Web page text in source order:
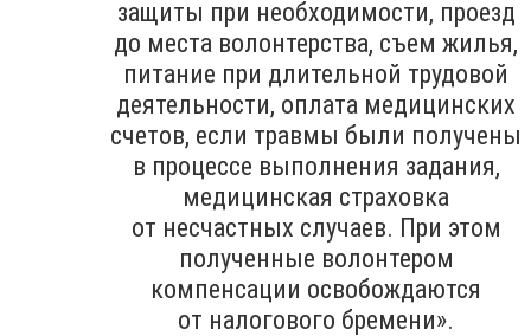
защиты при необходимости, проезд
до места волонтерства, съем жилья,
питание при длительной трудовой
деятельности, оплата медицинских
счетов, если травмы были получены
в процессе выполнения задания,
медицинская страховка
от несчастных случаев. При этом
полученные волонтером
компенсации освобождаются
от налогового бремени».